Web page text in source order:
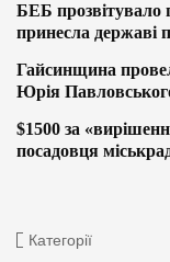
БЕБ прозвітувало
принесла державі
Гайсинщина
Юрія
$1500 за
посадовця
Категорії